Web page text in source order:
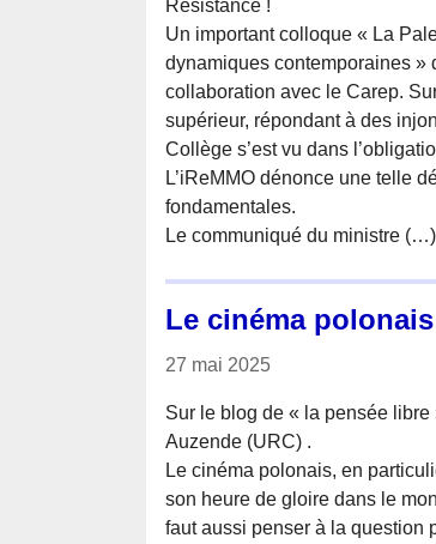
Résistance !
Un important colloque « La
dynamiques contemporaines »
collaboration avec le Carep.
supérieur, répondant à des
Collège s’est vu dans
L’iReMMO dénonce une telle
fondamentales.
Le communiqué du ministre (…)
Le cinéma
27 mai 2025
Sur le blog de « la pensée
Auzende (URC) .
Le cinéma polonais, en
son heure de gloire dans le
faut aussi penser à la question